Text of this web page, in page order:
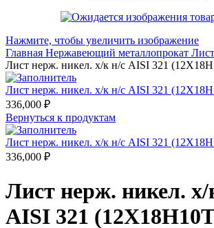
Нажмите, чтобы увеличить изображение
Главная Нержавеющий металлопрокат
Лист нерж. никел. х/к н/с AISI 321
Лист нерж. никел. х/к н/с AISI 321
336,000 ₽
Вернуться к продуктам
Лист нерж. никел. х/к н/с AISI 321
336,000 ₽
Лист нерж. никел. х/
AISI 321